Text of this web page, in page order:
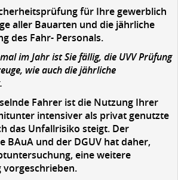
für Ihre gewerblich
aller Bauarten und die jährliche
des Fahr- Personals.
im Jahr ist Sie fällig, die UVV Prüfung
wie auch die jährliche
Fahrer ist die Nutzung Ihrer
intensiver als privat genutzte
das Unfallrisiko steigt. Der
BAuA und der DGUV hat daher,
eine weitere